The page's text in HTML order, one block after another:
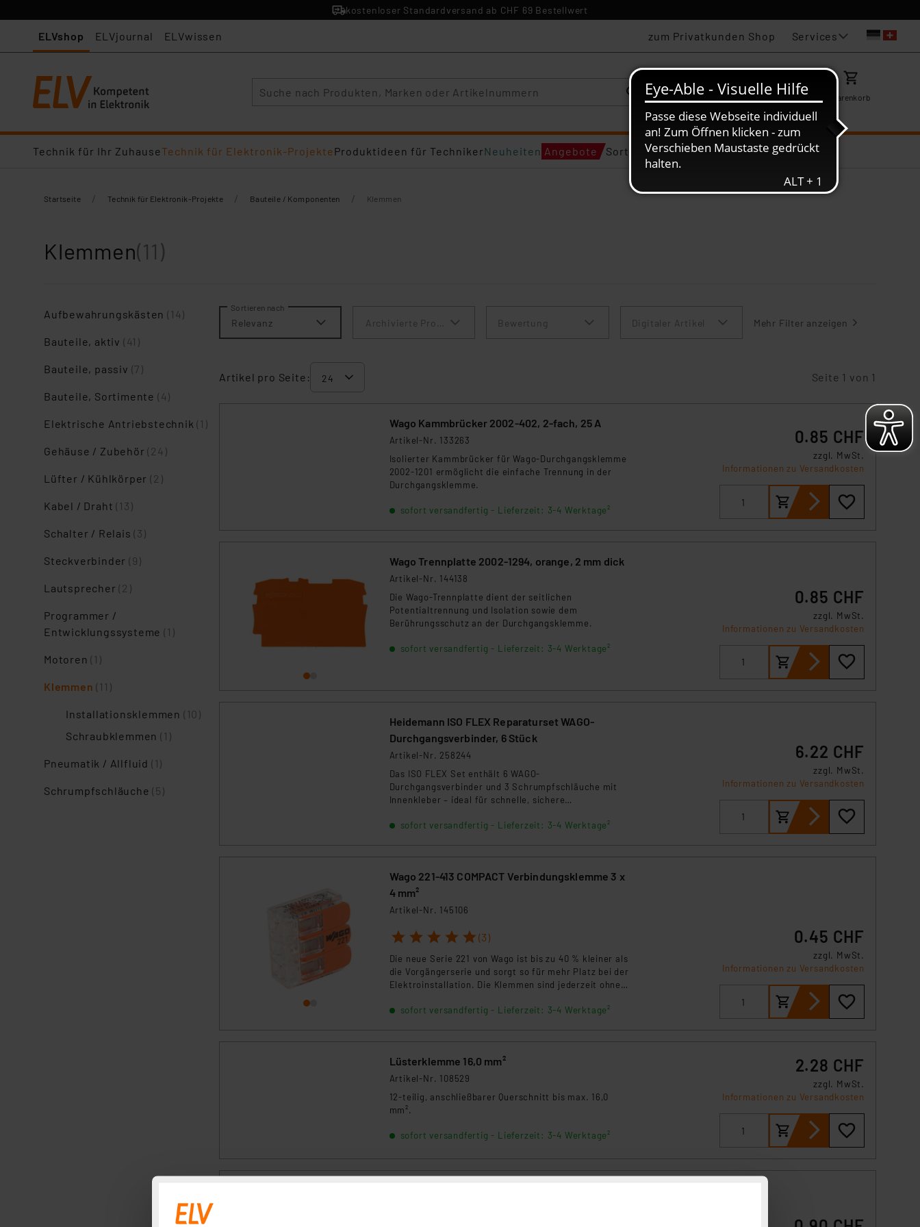
kostenloser Standardversand ab CHF 69 Bestellwert
ELVshop ELVjournal ELVwissen zum Privatkunden Shop Services
KarriereMein ELV Merkzettel Warenkorb
Technik für Ihr ZuhauseTechnik für Elektronik-ProjekteProduktideen für TechnikerNeuheiten Angebote Sortiments-Deals
Startseite / Technik für Elektronik-Projekte / Bauteile / Komponenten / Klemmen
Klemmen(11)
Aufbewahrungskästen(14)
Bauteile, aktiv (41)
Bauteile, passiv (7)
Bauteile, Sortimente (4)
Elektrische Antriebstechnik(1)
Gehäuse / Zubehör(24)
Lüfter / Kühlkörper(2)
Kabel / Draht(13)
Schalter / Relais(3)
Steckverbinder(9)
Lautsprecher(2)
Programmer /
Entwicklungssysteme(1)
Motoren(1)
Klemmen(11)
Installationsklemmen (10)
Schraubklemmen(1)
Pneumatik / Allfluid (1)
Schrumpfschläuche(5)
Sortieren nach
Relevanz Archivierte Produkte anzeigenBewertung Digitaler Artikel Mehr Filter anzeigen
Artikel pro Seite: Seite 1 von 1
Wago Kammbrücker 2002-402, 2-fach, 25 A
Artikel-Nr. 133263
Isolierter Kammbrücker für Wago-Durchgangsklemme
2002-1201 ermöglicht die einfache Trennung in der
Durchgangsklemme.
sofort versandfertig - Lieferzeit: 3-4 Werktage²
0.85 CHF
zzgl. MwSt.
Informationen zu Versandkosten
Wago Trennplatte 2002-1294, orange, 2 mm dick
Artikel-Nr. 144138
Die Wago-Trennplatte dient der seitlichen
Potentialtrennung und Isolation sowie dem
Berührungsschutz an der Durchgangsklemme.
sofort versandfertig - Lieferzeit: 3-4 Werktage²
0.85 CHF
zzgl. MwSt.
Informationen zu Versandkosten
Heidemann ISO FLEX Reparaturset WAGO-
Durchgangsverbinder, 6 Stück
Artikel-Nr. 258244
Das ISO FLEX Set enthält 6 WAGO-
Durchgangsverbinder und 3 Schrumpfschläuche mit
Innenkleber – ideal für schnelle, sichere
mm²) und mehrdrähtige Leiter (1,5–4,0 mm²). Die 10 cm
Werkstatt und Industrie.
sofort versandfertig - Lieferzeit: 3-4 Werktage²
6.22 CHF
zzgl. MwSt.
Informationen zu Versandkosten
Wago 221-413 COMPACT Verbindungsklemme 3 x
4 mm²
Artikel-Nr. 145106
1 2 3 4 5 (3)
Die neue Serie 221 von Wago ist bis zu 40 % kleiner als
die Vorgängerserie und sorgt so für mehr Platz bei der
Elektroinstallation. Die Klemmen sind jederzeit ohne
sofort versandfertig - Lieferzeit: 3-4 Werktage²
0.45 CHF
zzgl. MwSt.
Informationen zu Versandkosten
Lüsterklemme 16,0 mm²
Artikel-Nr. 108529
12-teilig, anschließbarer Querschnitt bis max. 16,0
mm².
sofort versandfertig - Lieferzeit: 3-4 Werktage²
2.28 CHF
zzgl. MwSt.
Informationen zu Versandkosten